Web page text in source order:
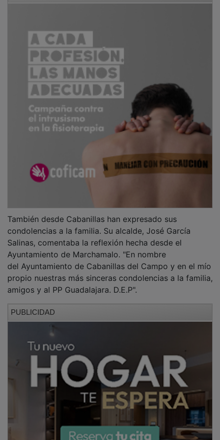
condolencias a la familia. Su alcalde, José García
Salinas, comentaba la reflexión hecha desde el
Ayuntamiento de Marchamalo. "En nombre
del Ayuntamiento de Cabanillas del Campo y en el mío
propio nuestras más sinceras condolencias a la familia,
amigos y al PP Guadalajara. D.E.P".
NOTICIAS RELACIONADAS